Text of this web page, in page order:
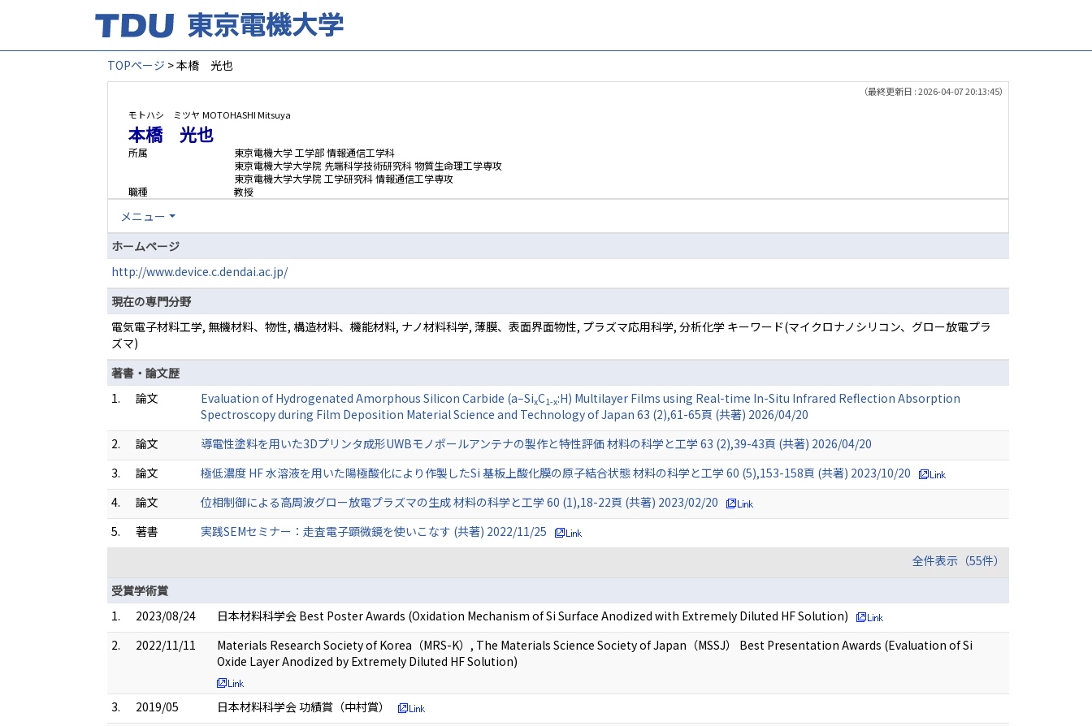
TOPページ > 本橋 光也
（最終更新日 : 2026-04-07 20:13:45）
モトハシ ミツヤ MOTOHASHI Mitsuya
本橋 光也
所属
東京電機大学 工学部 情報通信工学科
東京電機大学大学院 先端科学技術研究科 物質生命理工学専攻
東京電機大学大学院 工学研究科 情報通信工学専攻
職種
教授
メニュー
ホームページ
http://www.device.c.dendai.ac.jp/
現在の専門分野
電気電子材料工学, 無機材料、物性, 構造材料、機能材料, ナノ材料科学, 薄膜、表面界面物性, プラズマ応用科学, 分析化学 キーワード(マイクロナノシリコン、グロー放電プラ
ズマ)
著書・論文歴
1.
論文 Evaluation of Hydrogenated Amorphous Silicon Carbide (a–SixC1-x:H) Multilayer Films using Real-time In-Situ Infrared Reflection Absorption
Spectroscopy during Film Deposition Material Science and Technology of Japan 63 (2),61-65頁 (共著) 2026/04/20
2.
論文
導電性塗料を用いた3Dプリンタ成形UWBモノポールアンテナの製作と特性評価 材料の科学と工学 63 (2),39-43頁 (共著) 2026/04/20
3.
論文
極低濃度 HF 水溶液を用いた陽極酸化により作製したSi 基板上酸化膜の原子結合状態 材料の科学と工学 60 (5),153-158頁 (共著) 2023/10/20
4.
論文
位相制御による高周波グロー放電プラズマの生成 材料の科学と工学 60 (1),18-22頁 (共著) 2023/02/20
5.
著書
実践SEMセミナー：走査電子顕微鏡を使いこなす (共著) 2022/11/25
全件表示（55件）
受賞学術賞
1.
2023/08/24
日本材料科学会 Best Poster Awards (Oxidation Mechanism of Si Surface Anodized with Extremely Diluted HF Solution)
2.
2022/11/11
Materials Research Society of Korea（MRS-K）, The Materials Science Society of Japan（MSSJ） Best Presentation Awards (Evaluation of Si
Oxide Layer Anodized by Extremely Diluted HF Solution)
3. 2019/05
日本材料科学会 功績賞（中村賞）